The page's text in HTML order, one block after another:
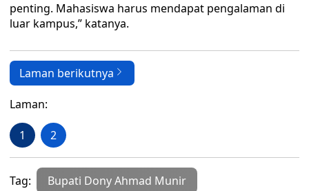
penting. Mahasiswa harus mendapat pengalaman di
luar kampus,” katanya.
Laman berikutnya
Laman:
1 2
Tag: Bupati Dony Ahmad Munir